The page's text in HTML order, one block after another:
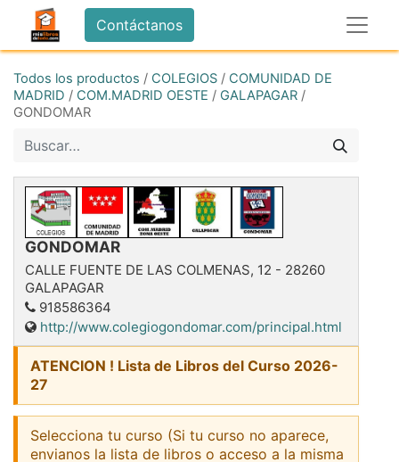
Contáctanos
Todos los productos / COLEGIOS / COMUNIDAD DE
MADRID / COM.MADRID OESTE / GALAPAGAR /
GONDOMAR
GONDOMAR
CALLE FUENTE DE LAS COLMENAS, 12 - 28260
GALAPAGAR
918586364
http://www.colegiogondomar.com/principal.html
ATENCION ! Lista de Libros del Curso 2026-
27
Selecciona tu curso (Si tu curso no aparece,
envianos la lista de libros o acceso a la misma